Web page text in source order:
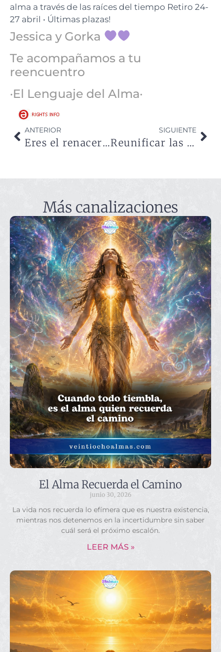
alma a través de las raíces del tiempo Retiro 24-
27 abril • Últimas plazas!
Jessica y Gorka
Te acompañamos a tu
reencuentro
·El Lenguaje del Alma·
ANTERIOR
Eres el renacer en cada amanecer
SIGUIENTE
Reunificar las partes olvidadas
Más canalizaciones
El Alma Recuerda el Camino
junio 30, 2026
La vida nos recuerda lo efímera que es nuestra existencia,
mientras nos detenemos en la incertidumbre sin saber
cuál será el próximo escalón.
LEER MÁS »